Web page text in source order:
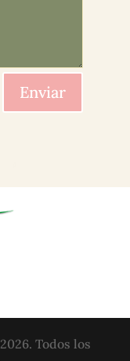
Enviar
Todos los